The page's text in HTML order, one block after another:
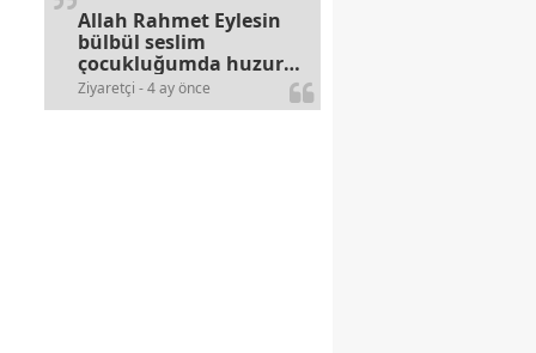
Ziyaretçi - 4 ay önce
Allah Rahmet Eylesin
bülbül seslim
çocukluğumda huzur
olurdu evimize.
Ablamla bağıra bağıra